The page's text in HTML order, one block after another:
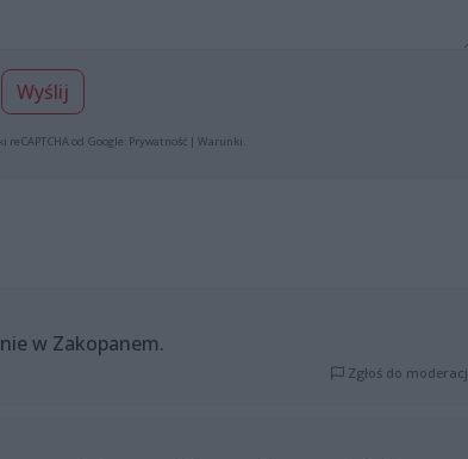
Wyślij
od Google: Prywatność| Warunki
w Zakopanem.
Zgłoś do